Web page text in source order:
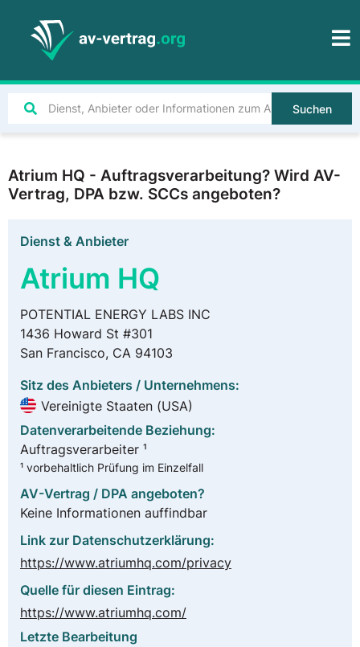
Suchen
Atrium HQ - Auftragsverarbeitung? Wird AV-
Vertrag, DPA bzw. SCCs angeboten?
Dienst & Anbieter
Atrium HQ
POTENTIAL ENERGY LABS INC
1436 Howard St #301
San Francisco, CA 94103
Sitz des Anbieters / Unternehmens:
Vereinigte Staaten (USA)
Datenverarbeitende Beziehung:
Auftragsverarbeiter ¹
¹ vorbehaltlich Prüfung im Einzelfall
AV-Vertrag / DPA angeboten?
Keine Informationen auffindbar
Link zur Datenschutzerklärung:
https://www.atriumhq.com/privacy
Quelle für diesen Eintrag:
https://www.atriumhq.com/
Letzte Bearbeitung